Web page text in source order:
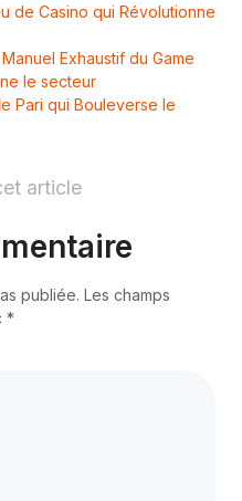
de Casino qui Révolutionne
Exhaustif du Game
le secteur
Pari qui Bouleverse le
article
publiée. Les champs
*